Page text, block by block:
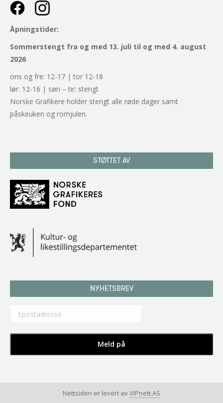
Åpningstider:
Sommerstengt fra og med 13. juli til og med 4. august
2026
ons og fre: 12-17 | tor 12-18
lør: 12-16 | søn – tir: stengt
Norske Grafikere holder stengt alle røde dager samt
påskeuken og romjulen.
STØTTET AV
NYHETSBREV
Nettsiden er levert avVIPnett AS